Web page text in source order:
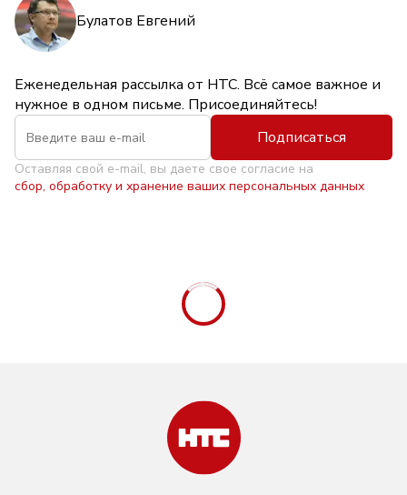
Булатов Евгений
Еженедельная рассылка от НТС. Всё самое важное и
нужное в одном письме. Присоединяйтесь!
Подписаться
Оставляя свой e-mail, вы даете свое согласие на
сбор, обработку и хранение ваших персональных данных